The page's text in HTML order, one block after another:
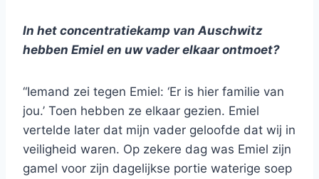
In het concentratiekamp van Auschwitz
hebben Emiel en uw vader elkaar ontmoet?
“Iemand zei tegen Emiel: ‘Er is hier familie van
jou.’ Toen hebben ze elkaar gezien. Emiel
vertelde later dat mijn vader geloofde dat wij in
veiligheid waren. Op zekere dag was Emiel zijn
gamel voor zijn dagelijkse portie waterige soep